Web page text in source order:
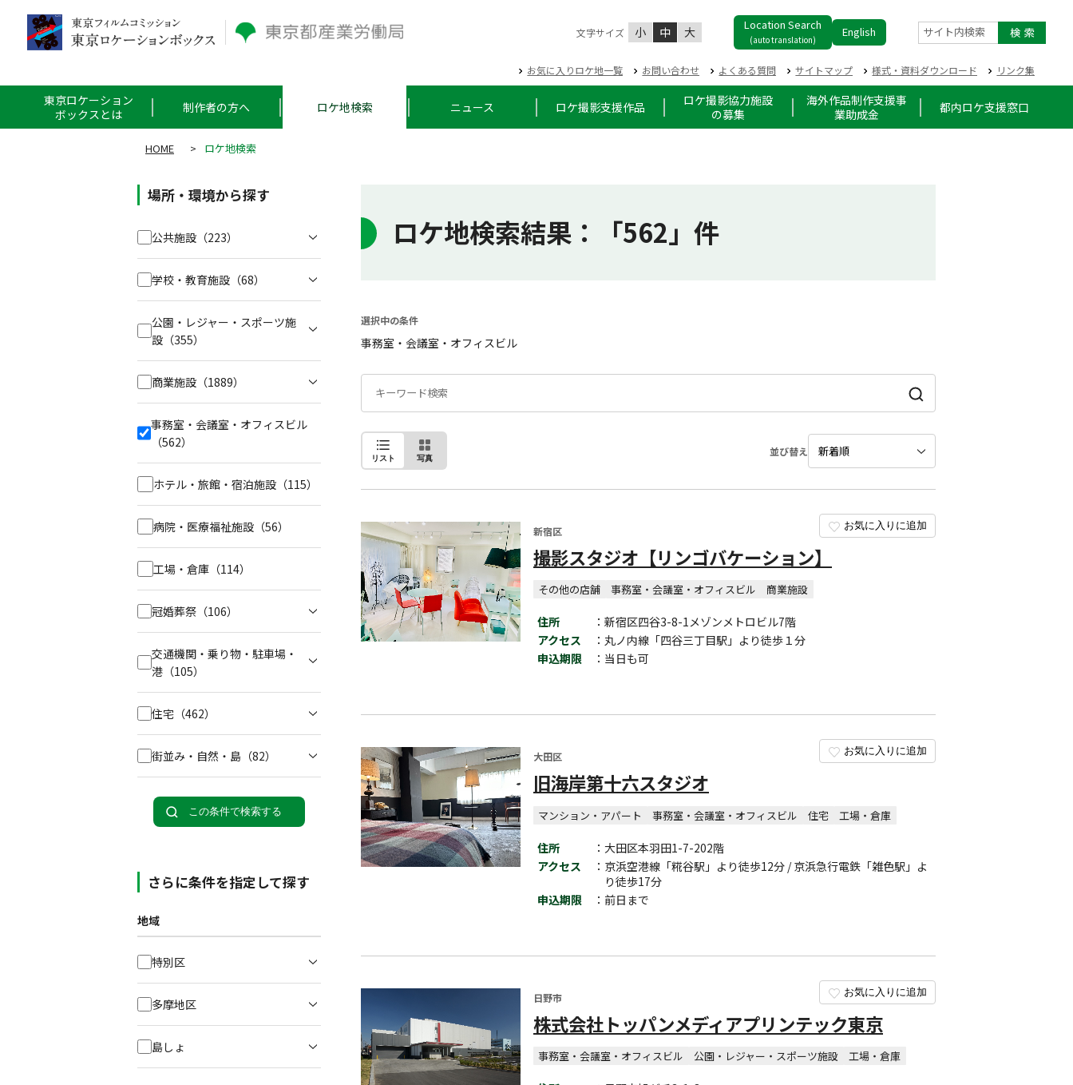
文字サイズ 小 中 大 Location Search
(auto translation)
English サイト内検索
お気に入りロケ地一覧 お問い合わせ よくある質問 サイトマップ 様式・資料ダウンロード リンク集
東京ロケーション
ボックスとは
制作者の方へ ロケ地検索 ニュース ロケ撮影支援作品
ロケ撮影協力施設
の募集
海外作品制作支援事
業助成金
都内ロケ支援窓口
HOME > ロケ地検索
ロケ地検索結果 ：「562」件
選択中の条件
事務室・会議室・オフィスビル
リスト 写真
並び替え
お気に入りに追加
新宿区
撮影スタジオ【リンゴバケーション】
その他の店舗 事務室・会議室・オフィスビル 商業施設
住所
：新宿区四谷3-8-1メゾンメトロビル7階
アクセス
：丸ノ内線「四谷三丁目駅」より徒歩１分
申込期限
：当日も可
お気に入りに追加
大田区
旧海岸第十六スタジオ
マンション・アパート 事務室・会議室・オフィスビル 住宅 工場・倉庫
住所
：大田区本羽田1-7-202階
アクセス
：京浜空港線「糀谷駅」より徒歩12分 / 京浜急行電鉄「雑色駅」よ
り徒歩17分
申込期限
：前日まで
お気に入りに追加
日野市
株式会社トッパンメディアプリンテック東京
事務室・会議室・オフィスビル 公園・レジャー・スポーツ施設 工場・倉庫
場所・環境から探す
公共施設 （223）
学校・教育施設 （68）
公園・レジャー・スポーツ施
設 （355）
商業施設 （1889）
事務室・会議室・オフィスビル
（562）
ホテル・旅館・宿泊施設 （115）
病院・医療福祉施設 （56）
工場・倉庫 （114）
冠婚葬祭 （106）
交通機関・乗り物・駐車場・
港 （105）
住宅 （462）
街並み・自然・島 （82）
この条件で検索する
さらに条件を指定して探す
地域
特別区
多摩地区
島しょ